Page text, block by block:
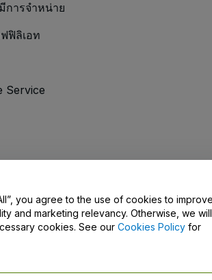
การจำหน่าย
ฟิลิเอท
Service
/ Contact Us
you agree to the use of cookies to
and marketing relevancy. Otherwise, we will
cookies. See our Cookies Policy for